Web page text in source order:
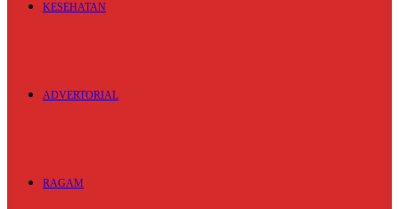
KESEHATAN
ADVERTORIAL
RAGAM